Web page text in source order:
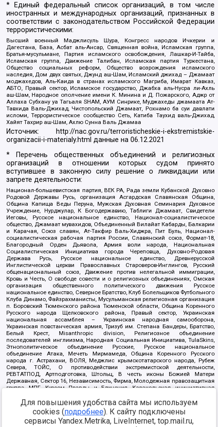
* Единый федеральный список организаций, в том числе
иностранных и международных организаций, признанных в
соответствии с законодательством Российской Федерации
террористическими:
Высший военный Маджлисуль Шура, Конгресс народов Ичкерии и
Дагестана, База, Асбат аль-Ансар, Священная война, Исламская группа,
Братья-мусульмане, Партия исламского освобождения, Лашкар-И-Тайба,
Исламская группа, Движение Талибан, Исламская партия Туркестана,
Общество социальных реформ, Общество возрождения исламского
наследия, Дом двух святых, Джунд аш-Шам, Исламский джихад – Джамаат
моджахедов, Аль-Каида в странах исламского Магриба, Имарат Кавказ,
АБТО, Правый сектор, Исламское государство, Джабха аль-Нусра ли-Ахль
аш-Шам, Народное ополчение имени К. Минина и Д. Пожарского, Аджр от
Аллаха Субхану уа Тагьаля SHAM, АУМ Синрике, Муджахеды джамаата Ат-
Тавхида Валь-Джихад, Чистопольский Джамаат, Рохнамо ба суи давлати
исломи, Террористическое сообщество Сеть, Катиба Таухид валь-Джихад,
Хайят Тахрир аш-Шам, Ахлю Сунна Валь Джамаа
Источник:
http://nac.gov.ru/terroristicheskie-i-ekstremistskie-
organizacii-i-materialy.html данные на06.12.2021
* Перечень общественных объединений и религиозных
организаций в отношении которых судом принято
вступившее в законную силу решение о ликвидации или
запрете деятельности:
Национал-большевистская партия, ВЕК РА, Рада земли Кубанской Духовно
Родовой Державы Русь, организация Асгардская Славянская Община,
Община Капища Веды Перуна, Мужская Духовная Семинария Духовное
Учреждение, Нурджулар, К Богодержавию, Таблиги Джамаат, Свидетели
Иеговы, Русское национальное единство, Национал-социалистическое
общество, Джамаат мувахидов, Объединенный Вилайат Кабарды, Балкарии
и Карачая, Союз славян, Ат-Такфир Валь-Хиджра, Пит Буль, Национал-
социалистическая рабочая партия России, Славянский союз, Формат-18,
Благородный Орден Дьявола, Армия воли народа, Национальная
Социалистическая Инициатива города Череповца, Духовно-Родовая
Держава Русь, Русское национальное единство, Древнерусской
Инглистической церкви Православных Староверов-Инглингов, Русский
общенациональный союз, Движение против нелегальной иммиграции,
Кровь и Честь, О свободе совести и о религиозных объединениях, Омская
организация общественного политического движения Русское
национальное единство, Северное Братство, Клуб Болельщиков Футбольного
Клуба Динамо, Файзрахманисты, Мусульманская религиозная организация
п. Боровский Тюменского района Тюменской области, Община Коренного
Русского народа Щелковского района, Правый сектор, Украинская
национальная ассамблея – Украинская народная самооборона,
Украинская повстанческая армия, Тризуб им. Степана Бандеры, Братство,
Белый Крест, Misanthropic division, Религиозное объединение
последователей инглиизма, Народная Социальная Инициатива, TulaSkins,
Этнополитическое объединение Русские, Русское национальное
объединение Атака, Мечеть Мирмамеда, Община Коренного Русского
народа г. Астрахани, ВОЛЯ, Меджлис крымскотатарского народа, Рубеж
Севера, ТОЙС, О противодействии экстремистской деятельности,
РЕВТАТПОД, Артподготовка, Штольц, В честь иконы Божией Матери
Державная, Сектор 16, Независимость, Фирма, Молодежная правозащитная
группа МПГ, Курсом Правды и Единения, Каракольская инициативная
Благотворительный пансионат Ак Умут, Русская республика Русь,
Арестантское уголовное единство, Башкорт, Нация и свобода, W.H.С., Фалунь
Дафа, Иртыш Ultras, Русский Патриотический клуб-Новокузнецк/РПК,
Сибирский державный союз, Фонд борьбы с коррупцией, Фонд защиты прав
Для повышения удобства сайта мы используем
cookies (подробнее). К сайту подключены
сервисы Yandex.Metrika, LiveInternet, top.mail.ru,